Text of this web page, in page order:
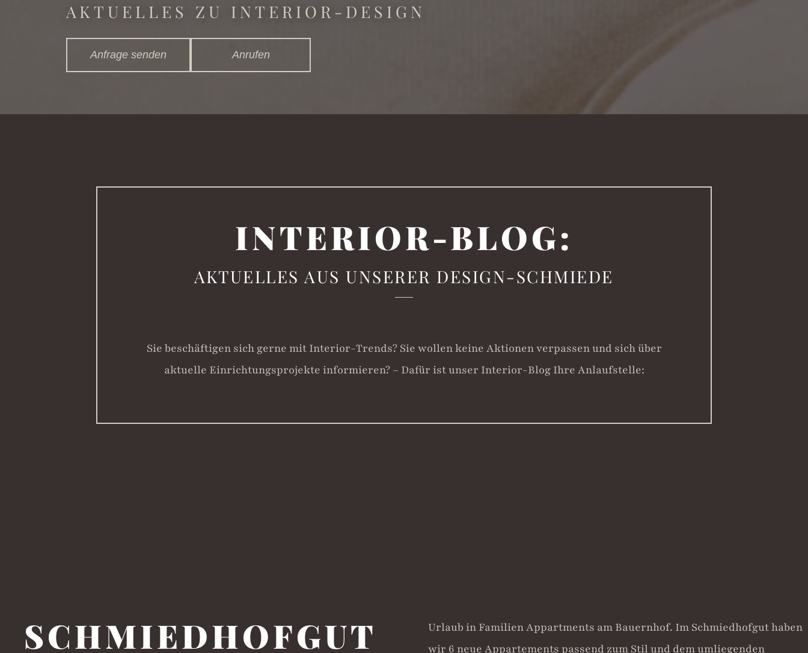
AKTUELLES ZU INTERIOR-DESIGN
Anfrage senden Anrufen
INTER­IOR-BLOG:
AKTUELLES AUS UNSERER DESIGN-SCHMIEDE
Sie beschäftigen sich gerne mit Interior-Trends? Sie wollen keine Aktionen verpassen und sich über
aktuelle Einrichtungsprojekte informieren? – Dafür ist unser Interior-Blog Ihre Anlaufstelle:
SCHMIED­HOFGUT
Urlaub in Familien Appartments am Bauernhof. Im Schmiedhofgut haben
wir 6 neue Appartements passend zum Stil und dem umliegenden